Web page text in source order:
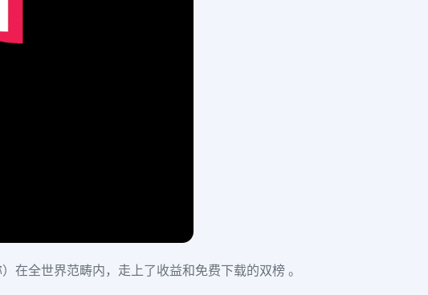
在全世界范畴内，走上了收益和免费下载的双榜 。